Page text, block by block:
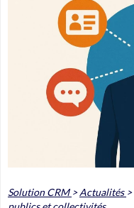
Solution CRM >Actualités >